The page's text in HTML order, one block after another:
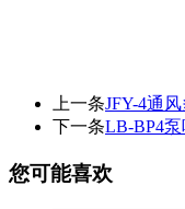
上一条JFY-4通
下一条LB-BP4
您可能喜欢